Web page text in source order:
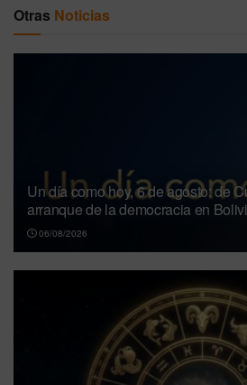
Otras Noticias
Un día como hoy, 6 de agosto: de
arranque de la democracia en
06/08/2026